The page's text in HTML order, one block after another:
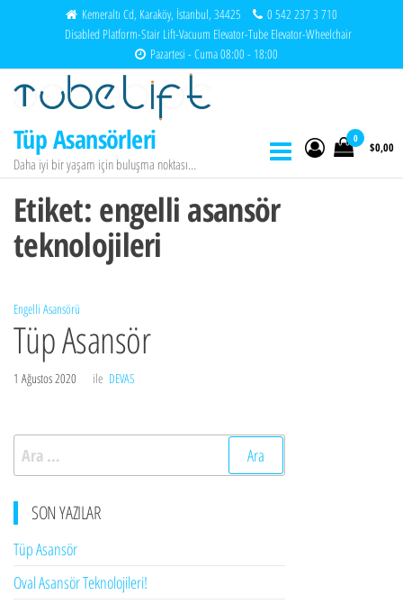
Kemeraltı Cd, Karaköy, İstanbul, 34425
0 542 237 3 710
Disabled Platform-Stair Lift-Vacuum Elevator-Tube Elevator-Wheelchair
Pazartesi - Cuma 08:00 - 18:00
Tüp Asansörleri
Daha iyi bir yaşam için buluşma noktası…
0
$0,00
Etiket: engelli asansör
teknolojileri
Engelli Asansörü
Tüp Asansör
1 Ağustos 2020 ile DEVAS
Arama:
SON YAZILAR
Tüp Asansör
Oval Asansör Teknolojileri!